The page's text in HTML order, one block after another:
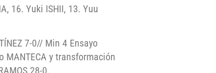
16. Yuki ISHII, 13. Yuu
7-0// Min 4 Ensayo
MANTECA y transformación